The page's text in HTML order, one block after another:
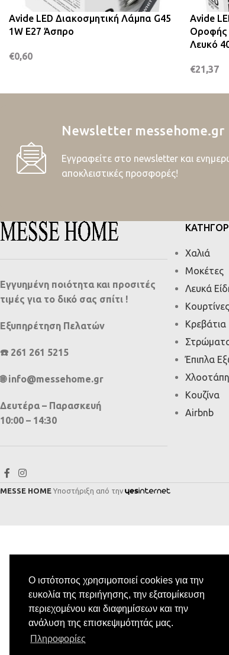
Ο ιστότοπος χρησιμοποιεί cookies για την
ευκολία της περιήγησης, την εξατομίκευση
περιεχομένου και διαφημίσεων και την
ανάλυση της επισκεψιμότητάς μας.
Πληροφορίες
Avide LED Διακοσμητική Λάμπα G45
1W E27 Άσπρο
€0,60
Avide
Οροφής
Λευκό
€21,37
Newsletter messehome.gr
Εγγραφείτε στο newsletter και
αποκλειστικές προσφορές!
Εγγυημένη ποιότητα και προσιτές
τιμές για το δικό σας σπίτι !
Εξυπηρέτηση Πελατών
☎️ 261 261 5215
🌐 info@messehome.gr
Δευτέρα – Παρασκευή
10:00 – 14:30
Χαλιά
Μοκέτες
Λευκά
Κουρτίνες
Κρεβάτια
Έπιπλα
Κουζίνα
Airbnb
MESSE HOME Υποστήριξη από την